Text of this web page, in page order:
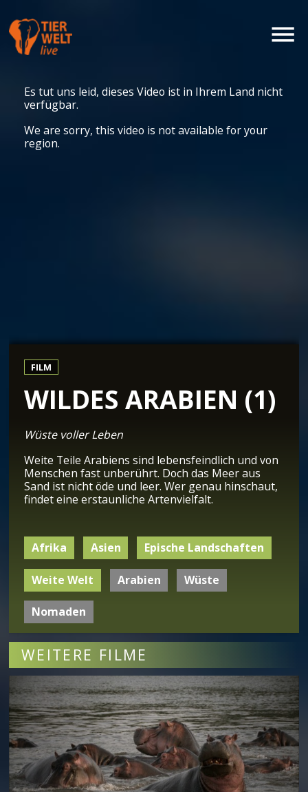
Es tut uns leid, dieses Video ist in Ihrem Land nicht
verfügbar.
We are sorry, this video is not available for your
region.
FILM
WILDES ARABIEN (1)
Wüste voller Leben
Weite Teile Arabiens sind lebensfeindlich und von
Menschen fast unberührt. Doch das Meer aus
Sand ist nicht öde und leer. Wer genau hinschaut,
findet eine erstaunliche Artenvielfalt.
Afrika Asien Epische Landschaften
Weite Welt Arabien Wüste
Nomaden
WEITERE FILME